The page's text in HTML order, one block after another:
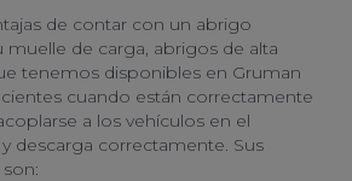
de contar con un abrigo
muelle de carga, abrigos de alta
tenemos disponibles en Gruman
cuando están correctamente
a los vehículos en el
y descarga correctamente. Sus